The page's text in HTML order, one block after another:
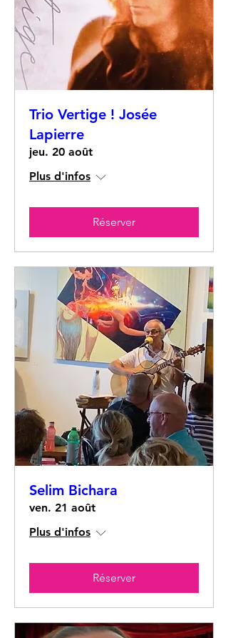
Trio Vertige ! Josée
Lapierre
jeu. 20 août
Plus d'infos
Réserver
Selim Bichara
ven. 21 août
Plus d'infos
Réserver